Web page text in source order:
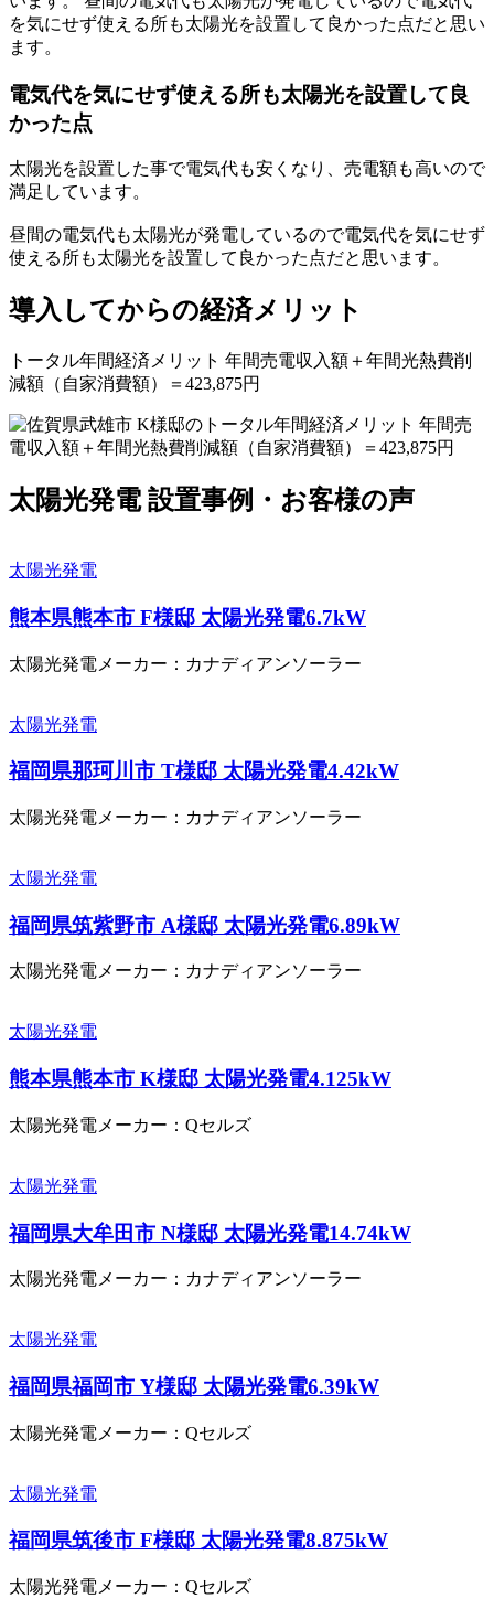
電気代を気にせず使える所も太陽光を設置して良
かった点
太陽光を設置した事で電気代も安くなり、売電額も高いので
満足しています。
昼間の電気代も太陽光が発電しているので電気代を気にせず
使える所も太陽光を設置して良かった点だと思います。
導入してからの経済メリット
トータル年間経済メリット 年間売電収入額＋年間光熱費削
減額（自家消費額）＝423,875円
太陽光発電 設置事例・お客様の声
太陽光発電
熊本県熊本市 F様邸 太陽光発電6.7kW
太陽光発電メーカー：カナディアンソーラー
太陽光発電
福岡県那珂川市 T様邸 太陽光発電4.42kW
太陽光発電メーカー：カナディアンソーラー
太陽光発電
福岡県筑紫野市 A様邸 太陽光発電6.89kW
太陽光発電メーカー：カナディアンソーラー
太陽光発電
熊本県熊本市 K様邸 太陽光発電4.125kW
太陽光発電メーカー：Qセルズ
太陽光発電
福岡県大牟田市 N様邸 太陽光発電14.74kW
太陽光発電メーカー：カナディアンソーラー
太陽光発電
福岡県福岡市 Y様邸 太陽光発電6.39kW
太陽光発電メーカー：Qセルズ
太陽光発電
福岡県筑後市 F様邸 太陽光発電8.875kW
太陽光発電メーカー：Qセルズ